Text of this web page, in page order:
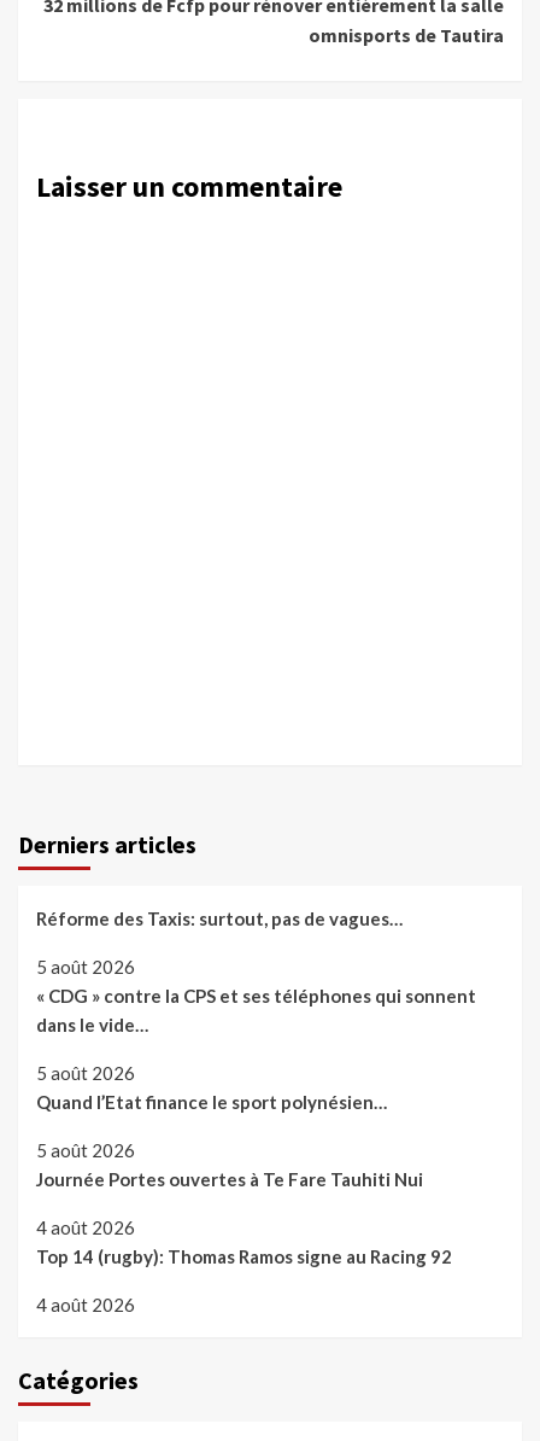
omnisports de Tautira
Laisser un commentaire
Derniers articles
Réforme des Taxis: surtout, pas de vagues…
5 août 2026
« CDG » contre la CPS et ses téléphones qui sonnent
dans le vide…
5 août 2026
Quand l’Etat finance le sport polynésien…
5 août 2026
Journée Portes ouvertes à Te Fare Tauhiti Nui
4 août 2026
Top 14 (rugby): Thomas Ramos signe au Racing 92
4 août 2026
Catégories